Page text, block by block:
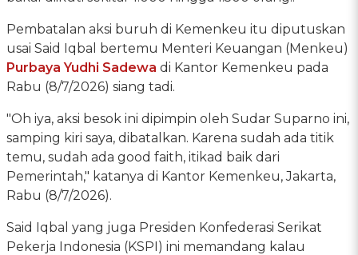
Pembatalan aksi buruh di Kemenkeu itu diputuskan
usai Said Iqbal bertemu Menteri Keuangan (Menkeu)
Purbaya Yudhi Sadewa di Kantor Kemenkeu pada
Rabu (8/7/2026) siang tadi.
"Oh iya, aksi besok ini dipimpin oleh Sudar Suparno ini,
samping kiri saya, dibatalkan. Karena sudah ada titik
temu, sudah ada good faith, itikad baik dari
Pemerintah," katanya di Kantor Kemenkeu, Jakarta,
Rabu (8/7/2026).
Said Iqbal yang juga Presiden Konfederasi Serikat
Pekerja Indonesia (KSPI) ini memandang kalau